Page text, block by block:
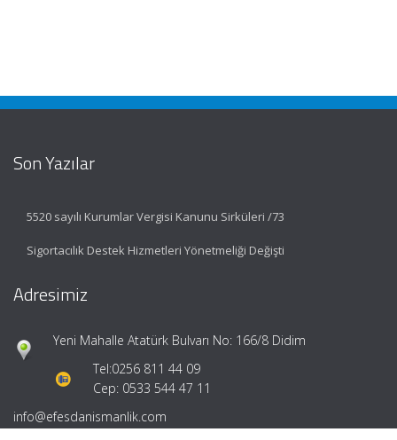
Son Yazılar
5520 sayılı Kurumlar Vergisi Kanunu Sirküleri /73
Sigortacılık Destek Hizmetleri Yönetmeliği Değişti
Adresimiz
Yeni Mahalle Atatürk Bulvarı No: 166/8 Didim
Tel:0256 811 44 09
Cep: 0533 544 47 11
info@efesdanismanlik.com